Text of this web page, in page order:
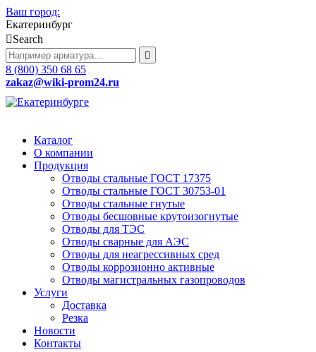
Ваш город:
Екатеринбург
Search
8 (800) 350 68 65
zakaz@wiki-prom24.ru
Каталог
О компании
Продукция
Отводы стальные ГОСТ 17375
Отводы стальные ГОСТ 30753-01
Отводы стальные гнутые
Отводы бесшовные крутоизогнутые
Отводы для ТЭС
Отводы сварные для АЭС
Отводы для неагрессивных сред
Отводы коррозионно активные
Отводы магистральных газопроводов
Услуги
Доставка
Резка
Новости
Контакты